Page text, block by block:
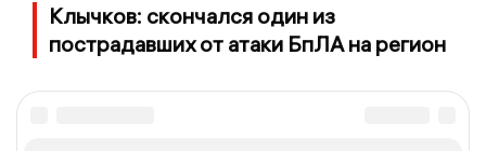
Клычков: скончался один из
пострадавших от атаки БпЛА на регион